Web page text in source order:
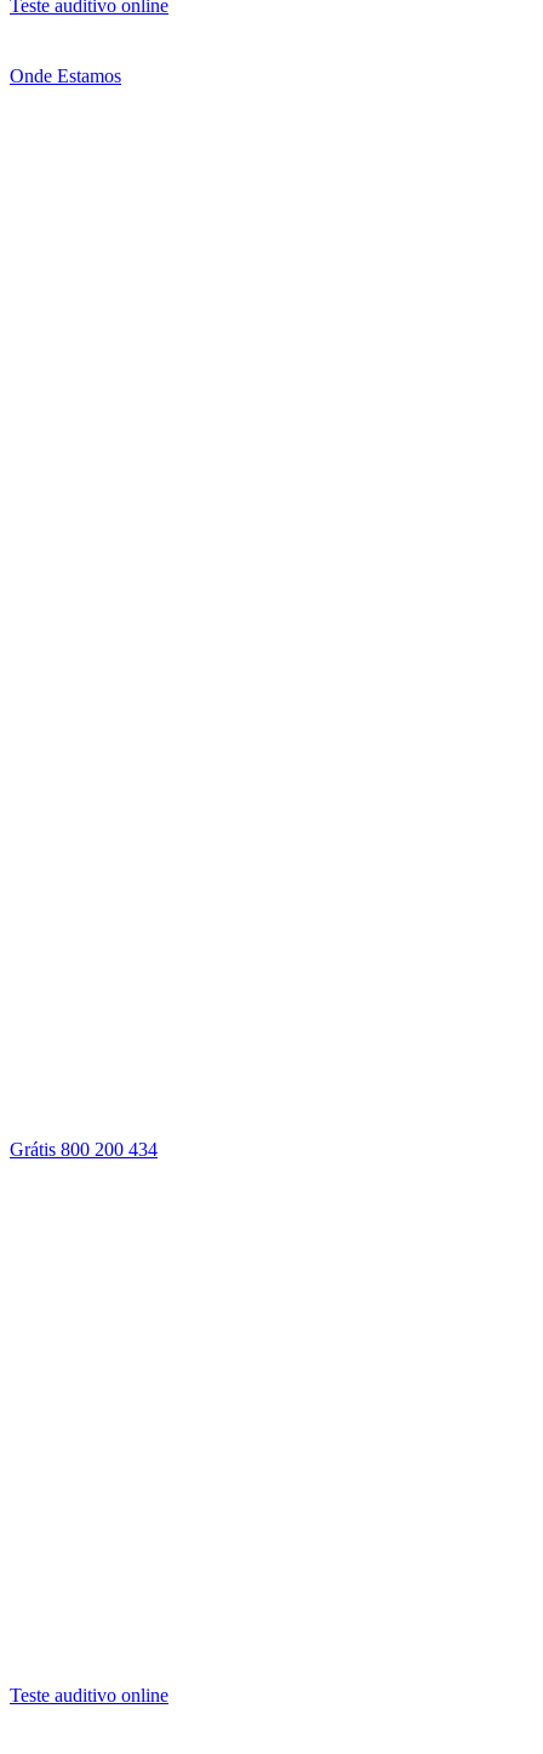
Teste auditivo online
Onde Estamos
Grátis 800 200 434
Teste auditivo online